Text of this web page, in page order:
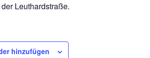
Leuthardstraße.
hinzufügen